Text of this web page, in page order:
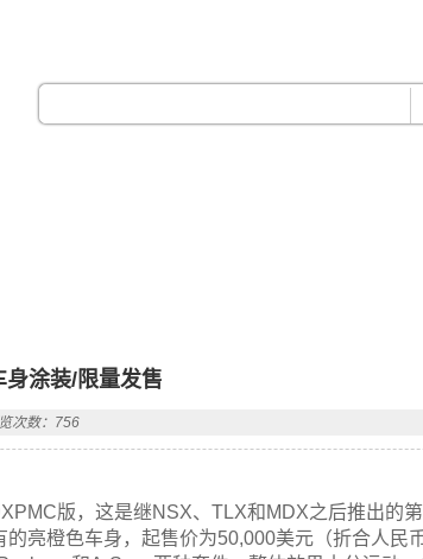
涂装/限量发售
次数：756
版，这是继NSX、TLX和MDX之后推出的
亮橙色车身，起售价为50,000美元（折合人民